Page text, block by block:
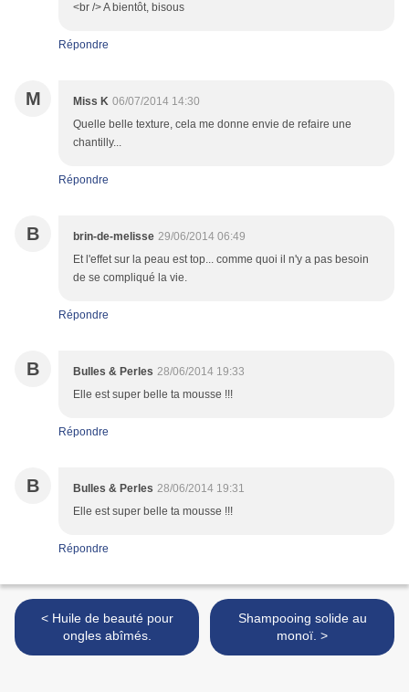
<br /> A bientôt, bisous
Répondre
M Miss K 06/07/2014 14:30
Quelle belle texture, cela me donne envie de refaire une
chantilly...
Répondre
B brin-de-melisse 29/06/2014 06:49
Et l'effet sur la peau est top... comme quoi il n'y a pas besoin
de se compliqué la vie.
Répondre
B Bulles & Perles 28/06/2014 19:33
Elle est super belle ta mousse !!!
Répondre
B Bulles & Perles 28/06/2014 19:31
Elle est super belle ta mousse !!!
Répondre
< Huile de beauté pour
ongles abîmés.
Shampooing solide au
monoï. >